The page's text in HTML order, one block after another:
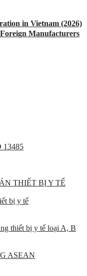
in Vietnam (2026)
Manufacturers
13485
THIẾT BỊ Y TẾ
bị y tế
thiết bị y tế loại A, B
ASEAN